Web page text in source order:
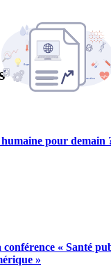
pour demain
« Santé
»